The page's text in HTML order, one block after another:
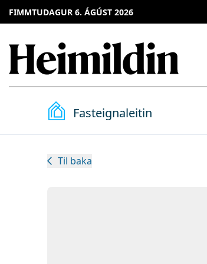
FIMMTUDAGUR 6. ÁGÚST 2026
Fasteignaleitin
Til baka